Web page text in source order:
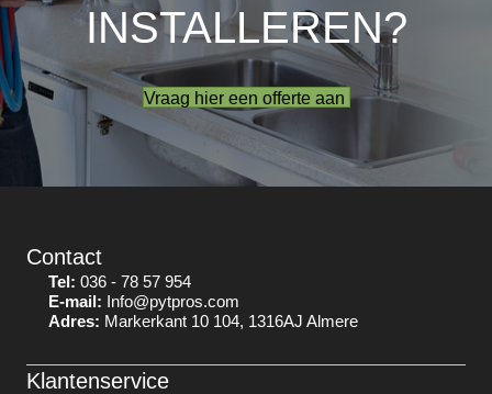
INSTALLEREN?
Vraag hier een offerte aan
Contact
Tel: 036 - 78 57 954
E-mail: Info@pytpros.com
Adres: Markerkant 10 104, 1316AJ Almere
Klantenservice